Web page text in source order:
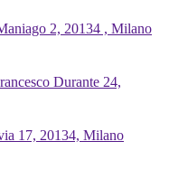
2, 20134 , Milano
Durante 24,
17, 20134, Milano